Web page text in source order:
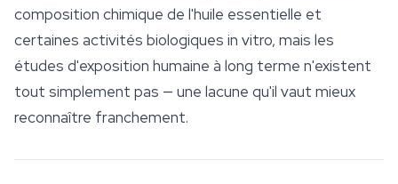
composition chimique de l'huile essentielle et
certaines activités biologiques in vitro, mais les
études d'exposition humaine à long terme n'existent
tout simplement pas — une lacune qu'il vaut mieux
reconnaître franchement.